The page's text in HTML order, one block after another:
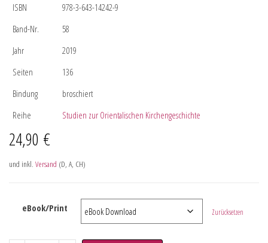
ISBN
978-3-643-14242-9
Band-Nr.
58
Jahr
2019
Seiten
136
Bindung
broschiert
Reihe
Studien zur Orientalischen Kirchengeschichte
24,90 €
und inkl. Versand (D, A, CH)
eBook/Print Zurücksetzen